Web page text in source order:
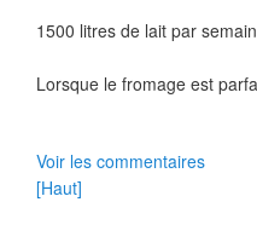
1500 litres de lait par
Lorsque le fromage est
Voir les commentaires
[Haut]